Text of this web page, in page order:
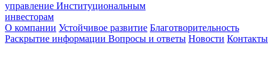
управление Институциональным
инвесторам
О компании Устойчивое развитие Благотворительность
Раскрытие информации Вопросы и ответы Новости Контакты